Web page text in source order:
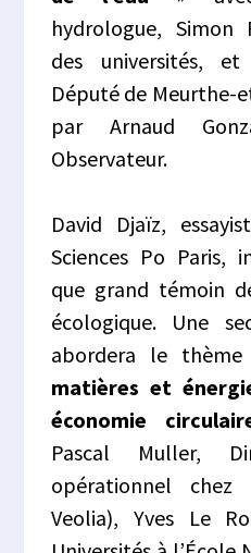
hydrologue, Simon
des universités, et
Député de Meurthe-
par Arnaud
Observateur.
David Djaïz,
Sciences Po Paris,
que grand témoin
écologique. Une
abordera le
matières et
économie
Pascal Muller,
opérationnel
Veolia), Yves Le